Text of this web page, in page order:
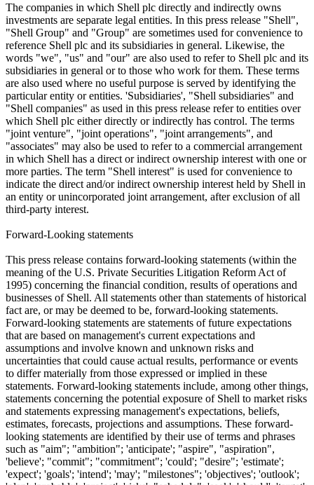
The companies in which Shell plc directly and indirectly owns
investments are separate legal entities. In this press release "Shell",
"Shell Group" and "Group" are sometimes used for convenience to
reference Shell plc and its subsidiaries in general. Likewise, the
words "we", "us" and "our" are also used to refer to Shell plc and its
subsidiaries in general or to those who work for them. These terms
are also used where no useful purpose is served by identifying the
particular entity or entities. 'Subsidiaries', "Shell subsidiaries" and
"Shell companies" as used in this press release refer to entities over
which Shell plc either directly or indirectly has control. The terms
"joint venture", "joint operations", "joint arrangements", and
"associates" may also be used to refer to a commercial arrangement
in which Shell has a direct or indirect ownership interest with one or
more parties. The term "Shell interest" is used for convenience to
indicate the direct and/or indirect ownership interest held by Shell in
an entity or unincorporated joint arrangement, after exclusion of all
third-party interest.
Forward-Looking statements
This press release contains forward-looking statements (within the
meaning of the U.S. Private Securities Litigation Reform Act of
1995) concerning the financial condition, results of operations and
businesses of Shell. All statements other than statements of historical
fact are, or may be deemed to be, forward-looking statements.
Forward-looking statements are statements of future expectations
that are based on management's current expectations and
assumptions and involve known and unknown risks and
uncertainties that could cause actual results, performance or events
to differ materially from those expressed or implied in these
statements. Forward-looking statements include, among other things,
statements concerning the potential exposure of Shell to market risks
and statements expressing management's expectations, beliefs,
estimates, forecasts, projections and assumptions. These forward-
looking statements are identified by their use of terms and phrases
such as "aim"; "ambition"; 'anticipate'; "aspire", "aspiration",
'believe'; "commit"; "commitment"; 'could'; "desire"; 'estimate';
'expect'; 'goals'; 'intend'; 'may'; "milestones"; 'objectives'; 'outlook';